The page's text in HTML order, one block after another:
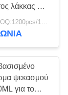
λάκκας HB
negotiable MOQ:1200pcs/100ctns για κάθε χρώμα
ψεκασμού
για το